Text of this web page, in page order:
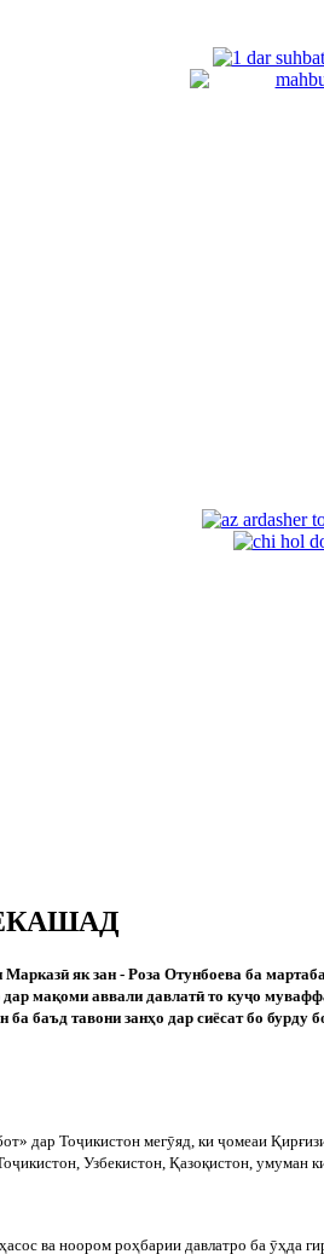
Марказӣ як зан - Роза Отунбоева ба
дар мақоми аввали давлатӣ то куҷо
ба баъд тавони занҳо дар сиёсат бо бурду
дар Тоҷикистон мегӯяд, ки ҷомеаи
ҷикистон, Узбекистон, Қазоқистон, умуман
ва ноором роҳбарии давлатро ба ӯҳда